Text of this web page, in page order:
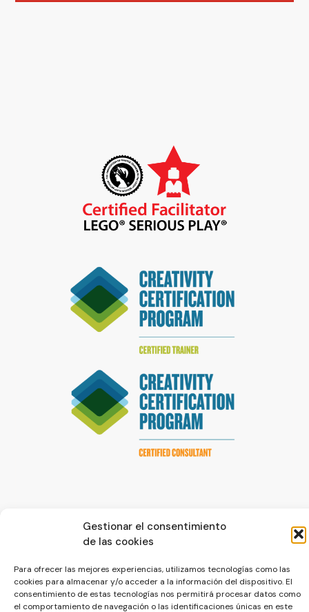
Gestionar el consentimiento
de las cookies
Para ofrecer las mejores experiencias, utilizamos tecnologías como las
cookies para almacenar y/o acceder a la información del dispositivo. El
consentimiento de estas tecnologías nos permitirá procesar datos como
el comportamiento de navegación o las identificaciones únicas en este
Política de cookiesPolítica de privacidad